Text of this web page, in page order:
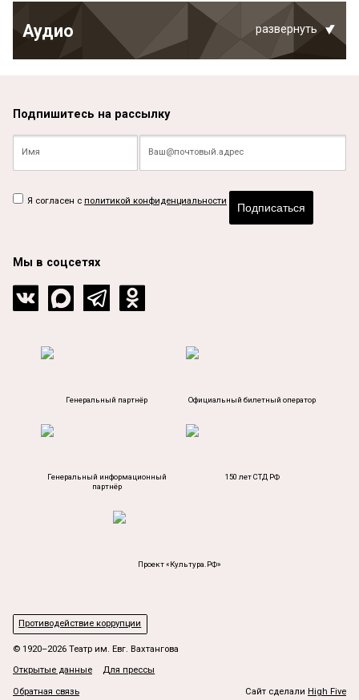
Аудио развернуть
Подпишитесь на рассылку
Я согласен с политикой конфиденциальности
Подписаться
Мы в соцсетях
Генеральный партнёр Официальный билетный оператор
Генеральный информационный
партнёр
150 лет СТД РФ
Проект «Культура.РФ»
Противодействие коррупции
© 1920–2026 Театр им. Евг. Вахтангова
Открытые данные Для прессы
Обратная связь Сайт сделали High Five